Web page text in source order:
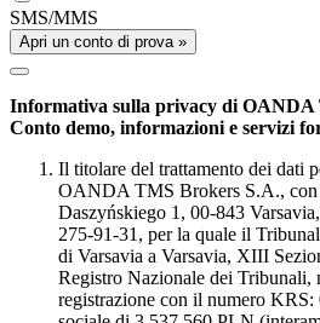
SMS/MMS
Apri un conto di prova »
Informativa sulla privacy di OANDA
Conto demo, informazioni e servizi
Il titolare del trattamento dei dati
OANDA TMS Brokers S.A., con
Daszyńskiego 1, 00-843
275-91-31, per la quale il
di Varsavia a Varsavia, XIII
Registro Nazionale dei Tribunali,
registrazione con il numero KRS: